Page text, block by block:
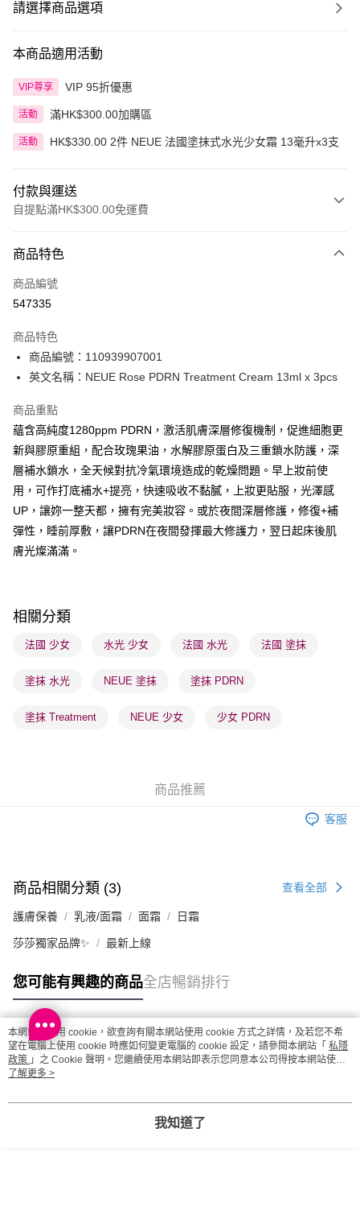
請選擇商品選項
本商品適用活動
VIP尊享 VIP 95折優惠
活動 滿HK$300.00加購區
活動 HK$330.00 2件 NEUE 法國塗抹式水光少女霜 13毫升x3支
付款與運送
自提點滿HK$300.00免運費
信用卡
Apple Pay
PayMe
WeChat Pay
BoC Pay
送貨方式
順豐自助櫃 - 確認發貨後1-3個工作天送達
每筆HK$65.00，滿HK$300.00或以上免運費
順豐站及營業點 - 確認發貨後1-3個工作天送達
每筆HK$65.00，滿HK$300.00或以上免運費
每筆HK$65.00，滿HK$300.00或以上免運費
(香港門市) 只顯示可選門市。確認發貨後2-5個工作天到店，3天內
取。逾期會取消訂單，並不會安排重寄
(澳門門市) 只顯示可選門市。確認發貨後2-5個工作天到店，3天內
澳門地區配送 - 確認發貨後1-4個工作天送達
商品特色
商品編號
547335
商品特色
商品編號：110939907001
英文名稱：NEUE Rose PDRN Treatment Cream 13ml x 3pcs
商品重點
蘊含高純度1280ppm PDRN，激活肌膚深層修復機制，促進細胞更
新與膠原重組，配合玫瑰果油，水解膠原蛋白及三重鎖水防護，深
層補水鎖水，全天候對抗冷氣環境造成的乾燥問題。早上妝前使
用，可作打底補水+提亮，快速吸收不黏膩，上妝更貼服，光澤感
UP，讓妳一整天都，擁有完美妝容。或於夜間深層修護，修復+補
彈性，睡前厚敷，讓PDRN在夜間發揮最大修護力，翌日起床後肌
膚光燦滿滿。
相關分類
法國 少女 水光 少女 法國 水光 法國 塗抹
塗抹 水光 NEUE 塗抹 塗抹 PDRN
塗抹 Treatment NEUE 少女 少女 PDRN
商品推薦
客服
商品相關分類 (3) 查看全部
護膚保養 乳液/面霜 面霜 日霜
莎莎獨家品牌✨ 最新上線
您可能有興趣的商品全店暢銷排行
熱門標籤
熱銷排行
本網站中使用 cookie，欲查詢有關本網站使用 cookie 方式之詳情，及若您不希
望在電腦上使用 cookie 時應如何變更電腦的 cookie 設定，請參閱本網站「 私隱
政策 」之 Cookie 聲明。您繼續使用本網站即表示您同意本公司得按本網站使用
條款之 Cookie 聲明使用 cookie。
了解更多 >
我知道了